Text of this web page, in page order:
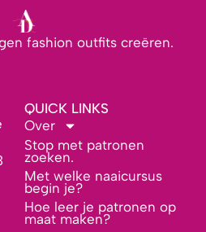
fashion outfits creëren.
QUICK LINKS
Over
Stop met patronen
zoeken.
Met welke naaicursus
begin je?
Hoe leer je patronen op
maat maken?